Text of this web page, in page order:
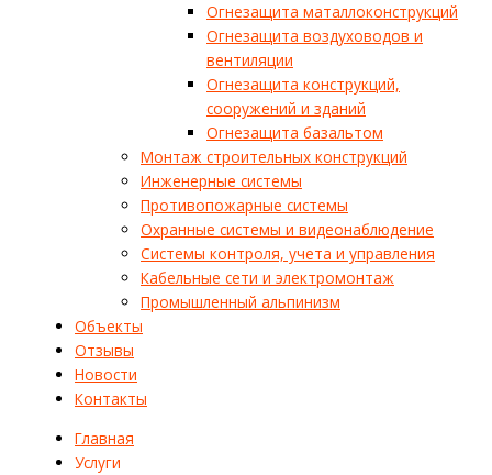
Огнезащита маталлоконструкций
Огнезащита воздуховодов и
вентиляции
Огнезащита конструкций,
сооружений и зданий
Огнезащита базальтом
Монтаж строительных конструкций
Инженерные системы
Противопожарные системы
Охранные системы и видеонаблюдение
Системы контроля, учета и управления
Кабельные сети и электромонтаж
Промышленный альпинизм
Объекты
Отзывы
Новости
Контакты
Главная
Услуги